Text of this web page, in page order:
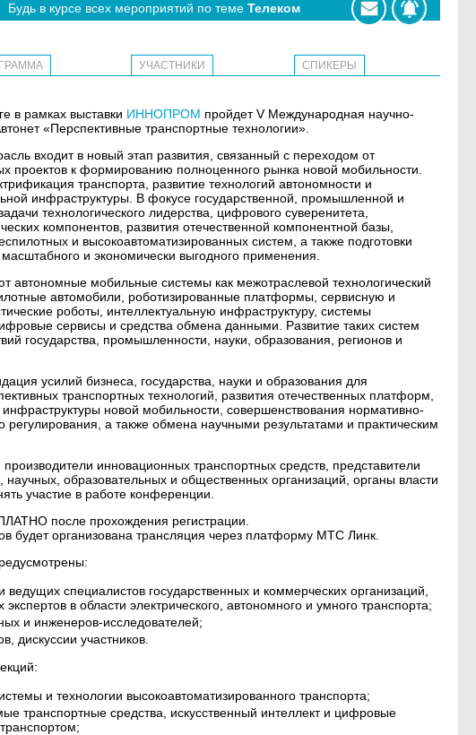
Будь в курсе всех мероприятий по теме Телеком
УЧАСТНИКИ СПИКЕРЫ
в рамках выставки ИННОПРОМ пройдет V Международная научно-
«Перспективные транспортные технологии».
входит в новый этап развития, связанный с переходом от
проектов к формированию полноценного рынка новой мобильности.
транспорта, развитие технологий автономности и
инфраструктуры. В фокусе государственной, промышленной и
технологического лидерства, цифрового суверенитета,
компонентов, развития отечественной компонентной базы,
и высокоавтоматизированных систем, а также подготовки
и экономически выгодного применения.
автономные мобильные системы как межотраслевой технологический
автомобили, роботизированные платформы, сервисную и
роботы, интеллектуальную инфраструктуру, системы
сервисы и средства обмена данными. Развитие таких систем
государства, промышленности, науки, образования, регионов и
усилий бизнеса, государства, науки и образования для
транспортных технологий, развития отечественных платформ,
новой мобильности, совершенствования нормативно-
регулирования, а также обмена научными результатами и практическим
инновационных транспортных средств, представители
образовательных и общественных организаций, органы власти
участие в работе конференции.
после прохождения регистрации.
будет организована трансляция через платформу МТС Линк.
ведущих специалистов государственных и коммерческих организаций,
в области электрического, автономного и умного транспорта;
и инженеров-исследователей;
дискуссии участников.
и технологии высокоавтоматизированного транспорта;
транспортные средства, искусственный интеллект и цифровые